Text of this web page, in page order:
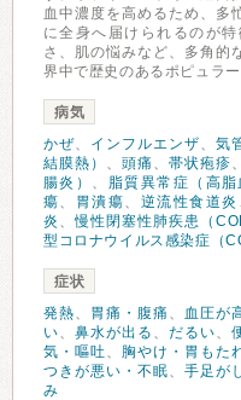
血中濃度を高めるため、多
に全身へ届けられるのが
さ、肌の悩みなど、多角的
界中で歴史のあるポピュラ
病気
かぜ、 インフルエンザ、 気
結膜熱） 、 頭痛 、 帯状疱疹、
腸炎） 、 脂質異常症（高脂
瘍、 胃潰瘍、 逆流性食道炎
炎 、慢性閉塞性肺疾患（
型コロナウイルス感染症（
症状
発熱、 胃痛・腹痛 、 血圧が
い、 鼻水が出る 、 だるい、
気・嘔吐、 胸やけ・胃もた
つきが悪い・不眠、 手足が
み